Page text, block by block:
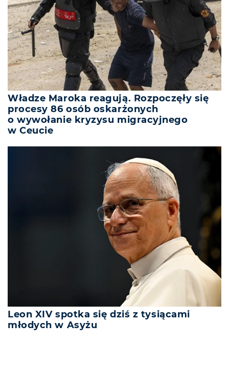
Władze Maroka reagują. Rozpoczęły się
procesy 86 osób oskarżonych
o wywołanie kryzysu migracyjnego
w Ceucie
Leon XIV spotka się dziś z tysiącami
młodych w Asyżu